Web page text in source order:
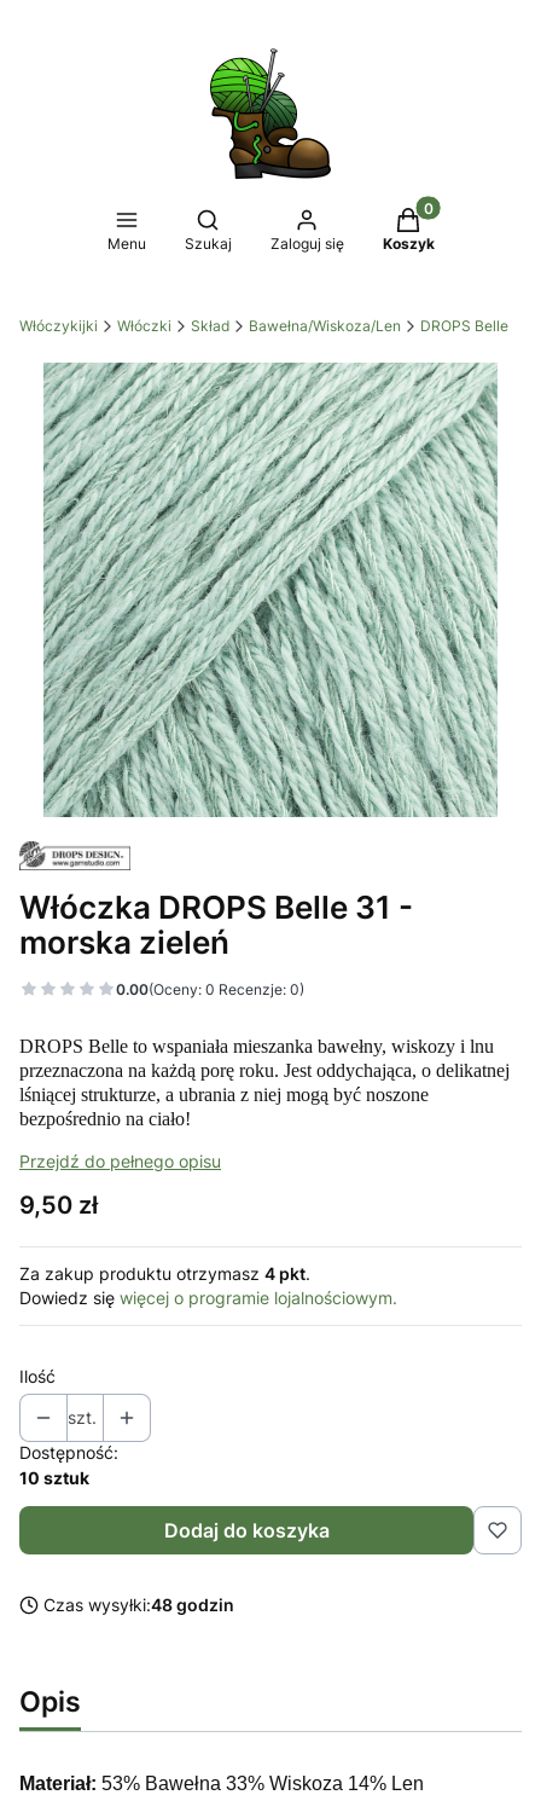
Menu
Otwórz wyszukiwarkę
Szukaj Zaloguj się
Produkty w
Koszyk
Włóczykijki Włóczki Skład Bawełna/Wiskoza/Len DROPS Belle
Włóczka DROPS Belle 31 -
morska zieleń
0.00(Oceny: 0 Recenzje: 0)
DROPS Belle to wspaniała mieszanka bawełny, wiskozy i lnu
przeznaczona na każdą porę roku. Jest oddychająca, o delikatnej
lśniącej strukturze, a ubrania z niej mogą być noszone
bezpośrednio na ciało!
Przejdź do pełnego opisu
Cena
9,50 zł
Za zakup produktu otrzymasz 4 pkt.
Dowiedz się więcej o programie lojalnościowym.
Ilość
szt.
Dostępność:
10 sztuk
Dodaj do koszyka
Czas wysyłki:48 godzin
Opis
Materiał: 53% Bawełna 33% Wiskoza 14% Len